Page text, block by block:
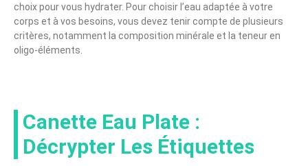
choix pour vous hydrater. Pour choisir l’eau adaptée à votre
corps et à vos besoins, vous devez tenir compte de plusieurs
critères, notamment la composition minérale et la teneur en
oligo-éléments.
Canette Eau Plate :
Décrypter Les Étiquettes